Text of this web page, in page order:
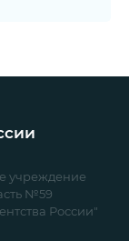
учреждение
№59
России"